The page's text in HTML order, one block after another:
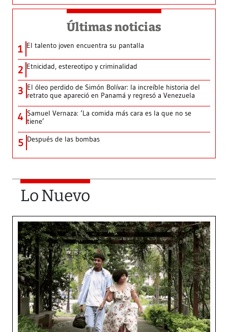
Últimas noticias
1 El talento joven encuentra su pantalla​
2 Etnicidad, estereotipo y criminalidad
3 El óleo perdido de Simón Bolívar: la increíble historia del
retrato que apareció en Panamá y regresó a Venezuela
4 Samuel Vernaza: ‘La comida más cara es la que no se
tiene’
5 Después de las bombas
Lo Nuevo